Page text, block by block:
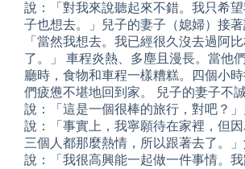
說：「對我來說聽起來不錯。我只希
子也想去。」兒子的妻子（媳婦）接著
「當然我想去。我已經很久沒去過阿
了。」 車程炎熱、多塵且漫長。當他
廳時，食物和車程一樣糟糕。四個小
們疲憊不堪地回到家。 兒子的妻子不
說：「這是一個很棒的旅行，對吧？
說：「事實上，我寧願待在家裡，但
三個人都那麼熱情，所以跟著去了。
說：「我很高興能一起做一件事情。我